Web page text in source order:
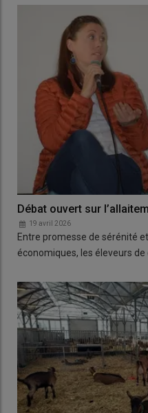
Débat ouvert sur
19 avril 2026
Entre promesse de sérénité
économiques, les éleveurs de